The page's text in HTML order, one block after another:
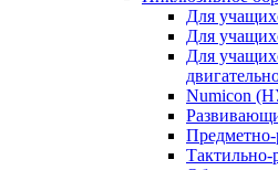
Для
Для
Для
Numicon
Предметно-
Тактильно-